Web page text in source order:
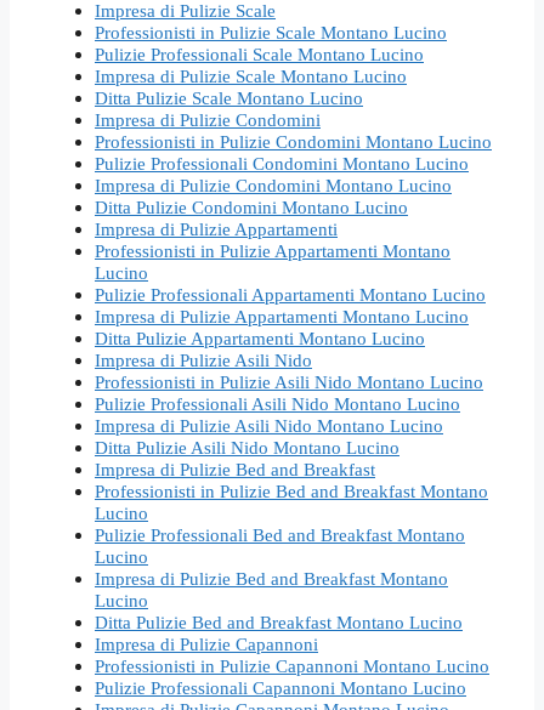
Impresa di Pulizie Scale
Professionisti in Pulizie Scale Montano Lucino
Pulizie Professionali Scale Montano Lucino
Impresa di Pulizie Scale Montano Lucino
Ditta Pulizie Scale Montano Lucino
Impresa di Pulizie Condomini
Professionisti in Pulizie Condomini Montano Lucino
Pulizie Professionali Condomini Montano Lucino
Impresa di Pulizie Condomini Montano Lucino
Ditta Pulizie Condomini Montano Lucino
Impresa di Pulizie Appartamenti
Professionisti in Pulizie Appartamenti Montano
Lucino
Pulizie Professionali Appartamenti Montano Lucino
Impresa di Pulizie Appartamenti Montano Lucino
Ditta Pulizie Appartamenti Montano Lucino
Impresa di Pulizie Asili Nido
Professionisti in Pulizie Asili Nido Montano Lucino
Pulizie Professionali Asili Nido Montano Lucino
Impresa di Pulizie Asili Nido Montano Lucino
Ditta Pulizie Asili Nido Montano Lucino
Impresa di Pulizie Bed and Breakfast
Professionisti in Pulizie Bed and Breakfast Montano
Lucino
Pulizie Professionali Bed and Breakfast Montano
Lucino
Impresa di Pulizie Bed and Breakfast Montano
Lucino
Ditta Pulizie Bed and Breakfast Montano Lucino
Impresa di Pulizie Capannoni
Professionisti in Pulizie Capannoni Montano Lucino
Pulizie Professionali Capannoni Montano Lucino